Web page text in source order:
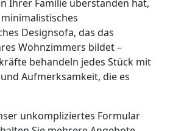
Ihrer Familie überstanden hat,
Designsofa, das das
Wohnzimmers bildet –
behandeln jedes Stück mit
Aufmerksamkeit, die es
unkompliziertes Formular